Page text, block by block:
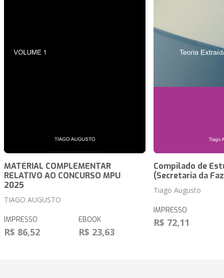
MATERIAL COMPLEMENTAR
RELATIVO AO CONCURSO MPU
2025
TIAGO AUGUSTO
IMPRESSO
R$ 86,52
EBOOK
R$ 23,63
Compilado de
(Secretaria da
Tiago Augusto
IMPRESSO
R$ 72,11